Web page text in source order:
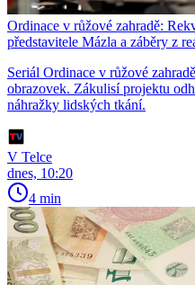
Ordinace v růžové zahradě:
představitele Mázla a záběry z
Seriál Ordinace v růžové
obrazovek. Zákulisí projektu
náhražky lidských tkání.
V Telce
dnes, 10:20
4 min